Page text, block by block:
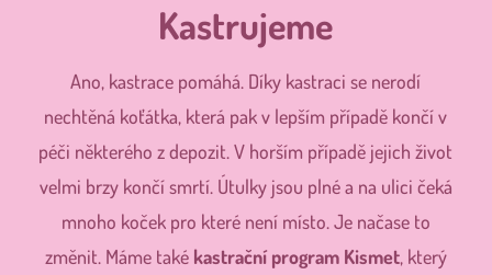
Kastrujeme
Ano, kastrace pomáhá. Díky kastraci se nerodí
nechtěná koťátka, která pak v lepším případě končí v
péči některého z depozit. V horším případě jejich život
velmi brzy končí smrtí. Útulky jsou plné a na ulici čeká
mnoho koček pro které není místo. Je načase to
změnit. Máme také kastrační program Kismet, který